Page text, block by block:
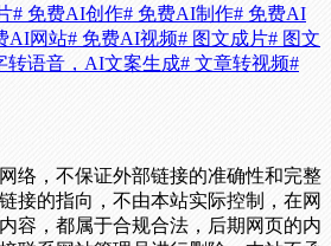
# 免费AI创作# 免费AI制作# 免费AI
AI网站# 免费AI视频# 图文成片# 图文
转语音，AI文案生成# 文章转视频#
络，不保证外部链接的准确性和完整
接的指向，不由本站实际控制，在网
容，都属于合规合法，后期网页的内